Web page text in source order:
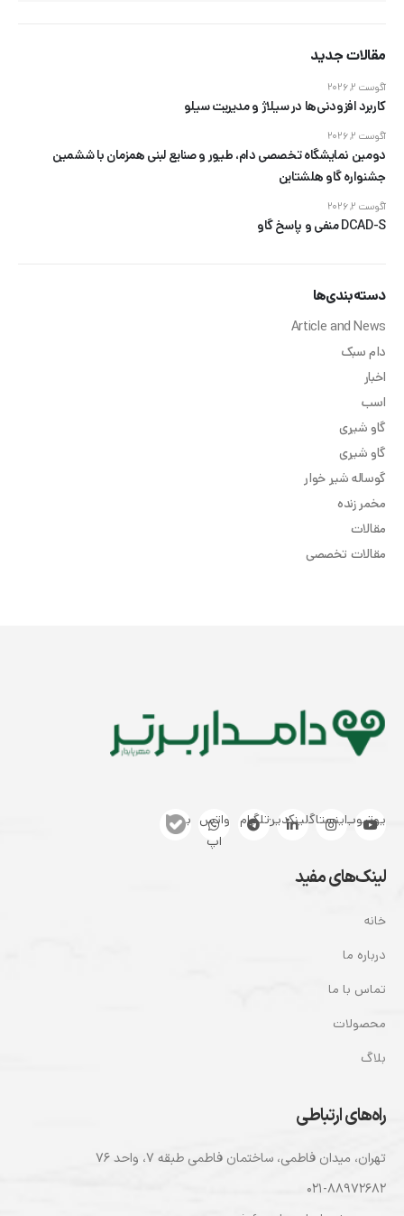
مقالات جدید
کاربرد افزودنی‌ها در سیلاژ و مدیریت سیلو
آگوست 2, 2026
دومین نمایشگاه تخصصی دام، طیور و صنایع لبنی همزمان با ششمین
جشنواره گاو هلشتاین
آگوست 2, 2026
DCAD-S منفی و پاسخ گاو
آگوست 2, 2026
دسته‌بندی‌ها
Article and News
دام سبک
اخبار
اسب
گاو شیری
گاو شیری
گوساله شیر خوار
مخمر زنده
مقالات
مقالات تخصصی
یوتیوباینستاگراملینکدینتلگرام واتس
اپ
بله
لینک‌های مفید
خانه
درباره ما
تماس با ما
محصولات
بلاگ
راه‌های ارتباطی
تهران، ميدان فاطمی، ساختمان فاطمی طبقه ۷، واحد ۷۶
۰۲۱-۸۸۹۷۲۶۸۲